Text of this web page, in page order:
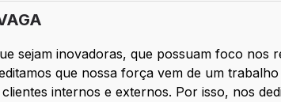
sejam inovadoras, que possuam foco
que nossa força vem de um
internos e externos. Por isso, nos